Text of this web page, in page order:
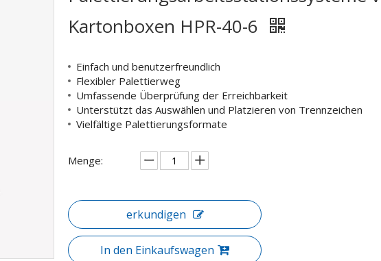
Kartonboxen HPR-40-6
Einfach und benutzerfreundlich
Flexibler Palettierweg
Umfassende Überprüfung der Erreichbarkeit
Unterstützt das Auswählen und Platzieren von Trennzeichen
Vielfältige Palettierungsformate
Menge:
erkundigen
In den Einkaufswagen